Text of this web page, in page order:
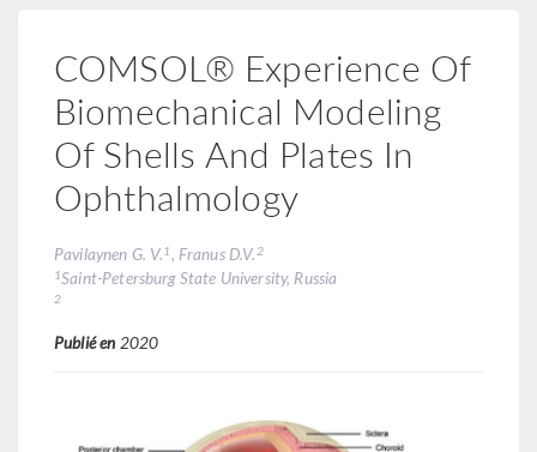
COMSOL® Experience Of
Biomechanical Modeling
Of Shells And Plates In
Ophthalmology
Pavilaynen G. V. 1, Franus D.V. 2
1Saint-Petersburg State University, Russia
2
Publié en 2020